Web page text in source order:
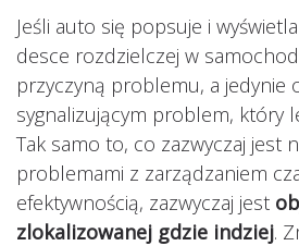
Jeśli auto się popsuje i
desce rozdzielczej w
przyczyną problemu, a jedynie
sygnalizującym problem, który
Tak samo to, co zazwyczaj jest
problemami z zarządzaniem
efektywnością, zazwyczaj jest
zlokalizowanej gdzie indziej.